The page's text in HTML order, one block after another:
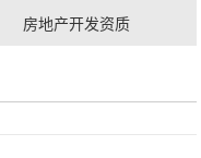
房地产开发资质